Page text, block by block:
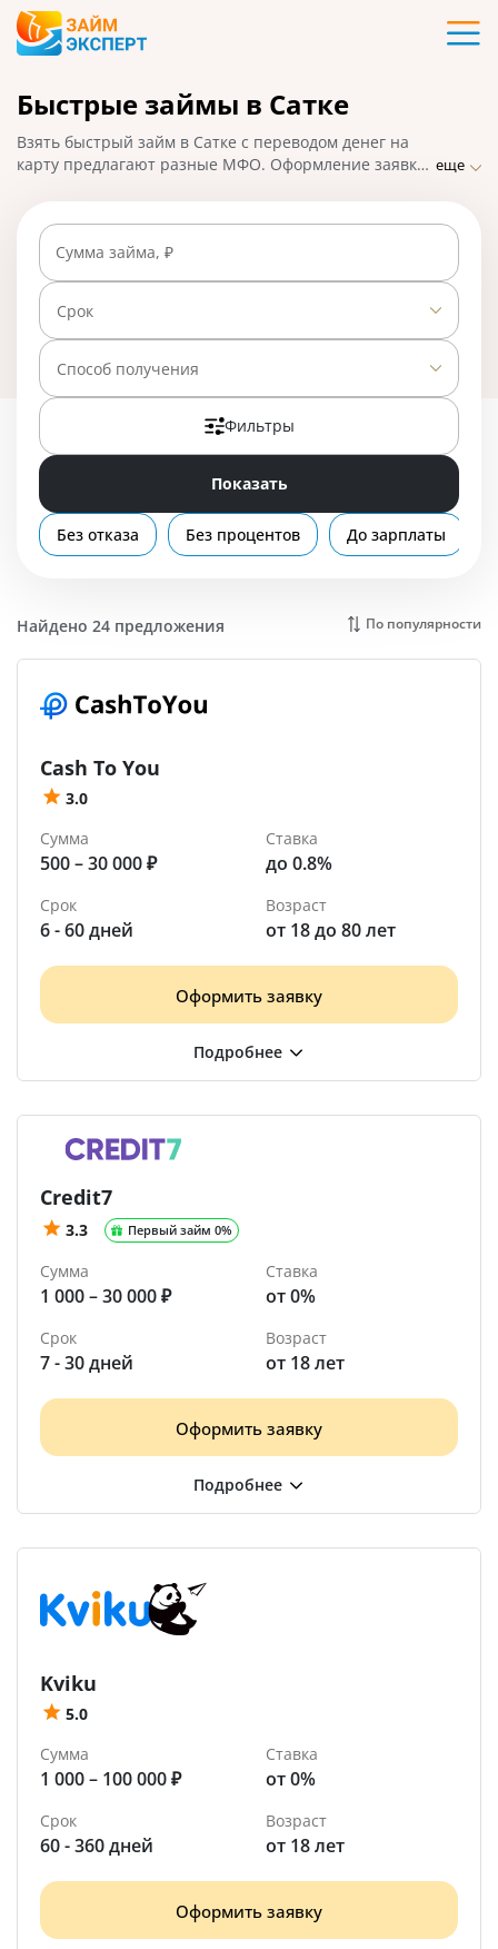
Карты
Кредиты
Ипотека
Займы
Вклады
Бизнес
Быстрые займы в Сатке
Взять быстрый займ в Сатке с переводом денег на
карту предлагают разные МФО. Оформление заявки
срочных займов от разных компаний. На 01.05.2025
вам доступно 24 предложения со ставкой от 0% в
день.
еще
Сумма займа, ₽
Срок
Способ получения
Фильтры
Показать
Без отказа Без процентов До зарплаты
Найдено 24 предложения По популярности
Cash To You
3.0
Сумма
500 – 30 000 ₽
Ставка
до 0.8%
Срок
6 - 60 дней
Возраст
от 18 до 80 лет
Оформить заявку
Credit7
3.3 Первый займ 0%
Сумма
1 000 – 30 000 ₽
Ставка
от 0%
Срок
7 - 30 дней
Возраст
от 18 лет
Оформить заявку
Kviku
5.0
Сумма
1 000 – 100 000 ₽
Ставка
от 0%
Срок
60 - 360 дней
Возраст
от 18 лет
Оформить заявку